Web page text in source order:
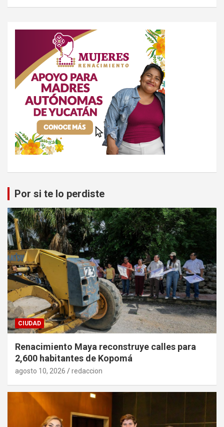
Por si te lo perdiste
CIUDAD
Renacimiento Maya reconstruye calles para
2,600 habitantes de Kopomá
agosto 10, 2026 redaccion